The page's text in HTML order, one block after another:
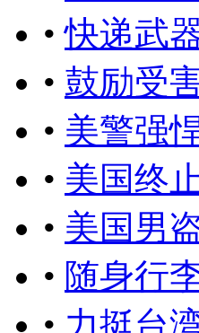
•快递武
• 鼓励受
• 美警强
• 美国终
• 美国男
• 随身行
• 力挺台